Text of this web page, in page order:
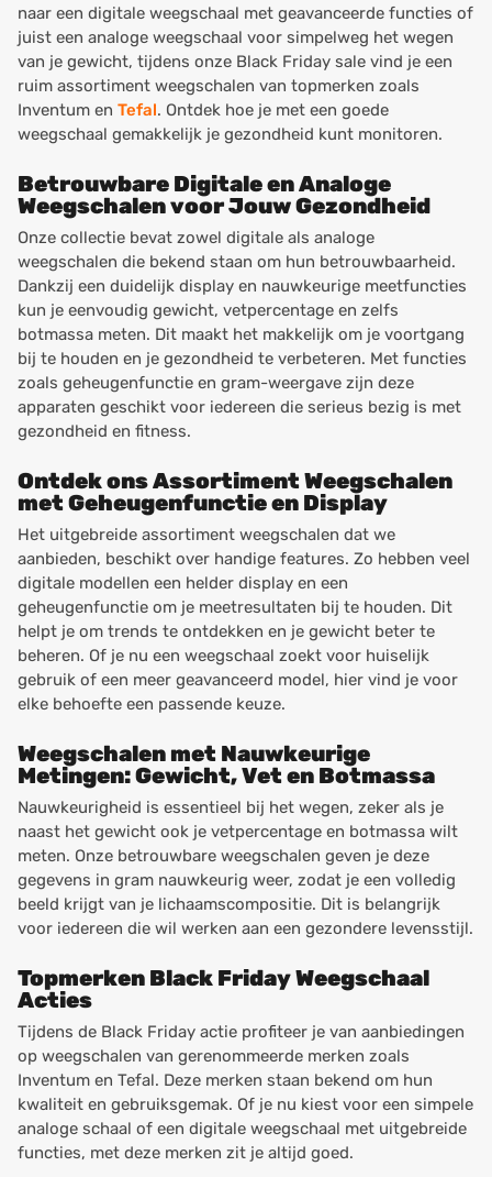
naar een digitale weegschaal met geavanceerde functies of
juist een analoge weegschaal voor simpelweg het wegen
van je gewicht, tijdens onze Black Friday sale vind je een
ruim assortiment weegschalen van topmerken zoals
Inventum en Tefal. Ontdek hoe je met een goede
weegschaal gemakkelijk je gezondheid kunt monitoren.
Betrouwbare Digitale en Analoge
Weegschalen voor Jouw Gezondheid
Onze collectie bevat zowel digitale als analoge
weegschalen die bekend staan om hun betrouwbaarheid.
Dankzij een duidelijk display en nauwkeurige meetfuncties
kun je eenvoudig gewicht, vetpercentage en zelfs
botmassa meten. Dit maakt het makkelijk om je voortgang
bij te houden en je gezondheid te verbeteren. Met functies
zoals geheugenfunctie en gram-weergave zijn deze
apparaten geschikt voor iedereen die serieus bezig is met
gezondheid en fitness.
Ontdek ons Assortiment Weegschalen
met Geheugenfunctie en Display
Het uitgebreide assortiment weegschalen dat we
aanbieden, beschikt over handige features. Zo hebben veel
digitale modellen een helder display en een
geheugenfunctie om je meetresultaten bij te houden. Dit
helpt je om trends te ontdekken en je gewicht beter te
beheren. Of je nu een weegschaal zoekt voor huiselijk
gebruik of een meer geavanceerd model, hier vind je voor
elke behoefte een passende keuze.
Weegschalen met Nauwkeurige
Metingen: Gewicht, Vet en Botmassa
Nauwkeurigheid is essentieel bij het wegen, zeker als je
naast het gewicht ook je vetpercentage en botmassa wilt
meten. Onze betrouwbare weegschalen geven je deze
gegevens in gram nauwkeurig weer, zodat je een volledig
beeld krijgt van je lichaamscompositie. Dit is belangrijk
voor iedereen die wil werken aan een gezondere levensstijl.
Topmerken Black Friday Weegschaal
Acties
Tijdens de Black Friday actie profiteer je van aanbiedingen
op weegschalen van gerenommeerde merken zoals
Inventum en Tefal. Deze merken staan bekend om hun
kwaliteit en gebruiksgemak. Of je nu kiest voor een simpele
analoge schaal of een digitale weegschaal met uitgebreide
functies, met deze merken zit je altijd goed.